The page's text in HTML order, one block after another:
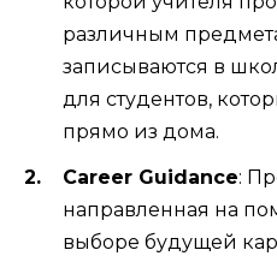
различным
записываются в
для студентов,
прямо из дома.
Career Guidance:
направленная на
выборе будущей